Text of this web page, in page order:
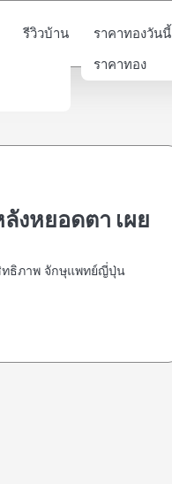
รีวิวบ้าน
ราคาทองวันนี้
ราคาทอง
งหยอดตา เผย
ทธิภาพ จักษุแพทย์ญี่ปุ่น